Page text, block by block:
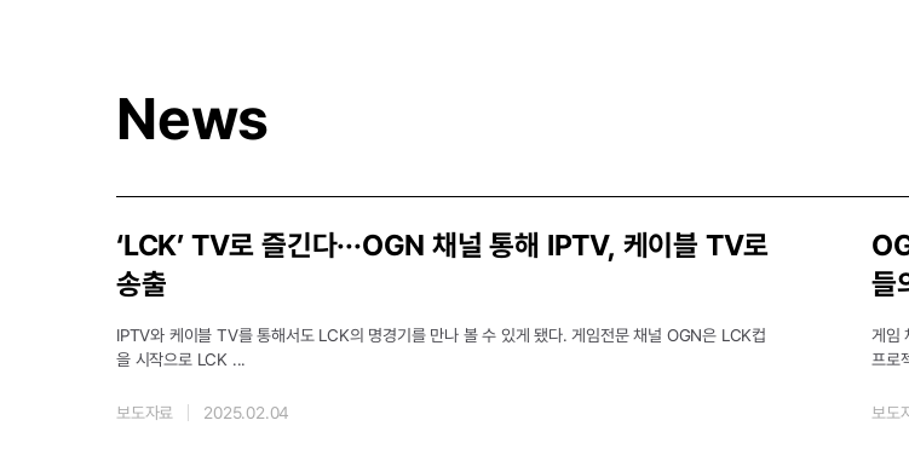
News
‘LCK’ TV로 즐긴다···OGN 채널 통해 IPTV, 케이블 TV로
송출
IPTV와 케이블 TV를 통해서도 LCK의 명경기를 만나 볼 수 있게 됐다. 게임전문 채널 OGN은 LCK컵
을 시작으로 LCK ...
보도자료 2025.02.04
들
게임
프로
보도